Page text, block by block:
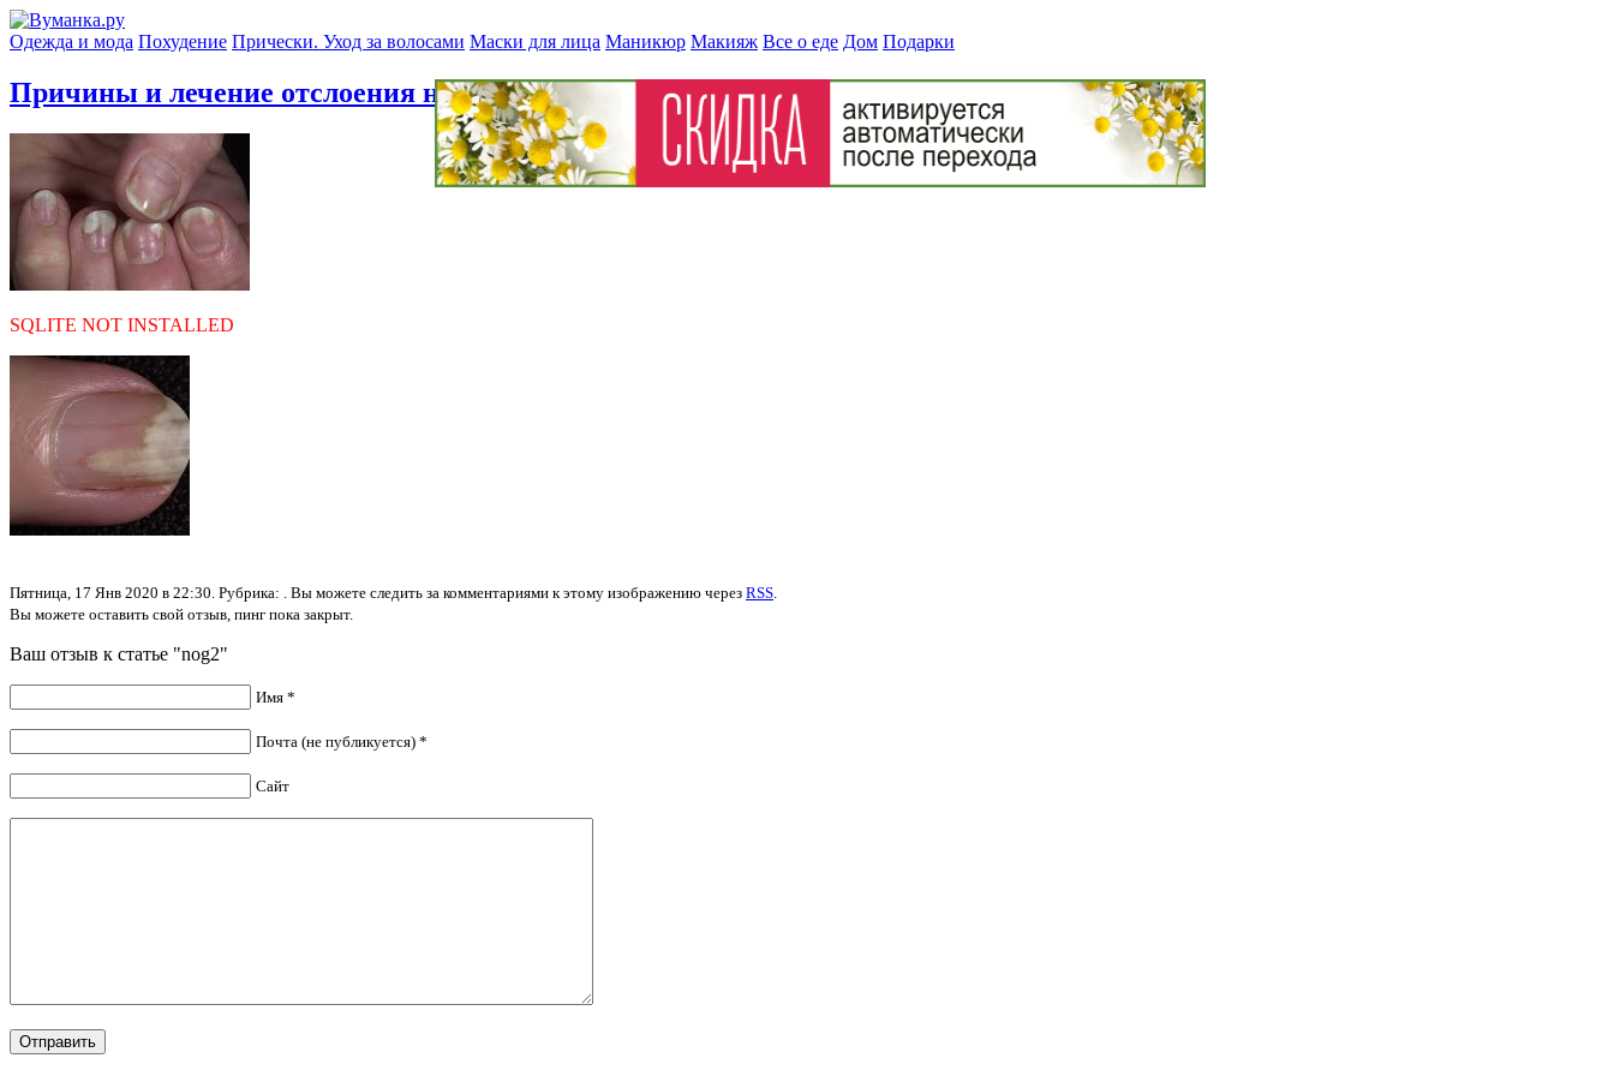
Одежда и мода Похудение Прически. Уход за волосами Маски для лица Маникюр Макияж Все о еде Дом Подарки
Причины и лечение отслоения ногтя» nog2
SQLITE NOT INSTALLED
Пятница, 17 Янв 2020 в 22:30. Рубрика: . Вы можете следить за комментариями к этому изображению через RSS
Вы можете оставить свой отзыв, пинг пока закрыт.
Ваш отзыв к статье "nog2"
Имя *
Почта (не публикуется) *
Сайт